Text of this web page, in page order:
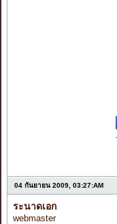
04 กันยายน 2009, 03:27:AM
ระนาดเอก
webmaster